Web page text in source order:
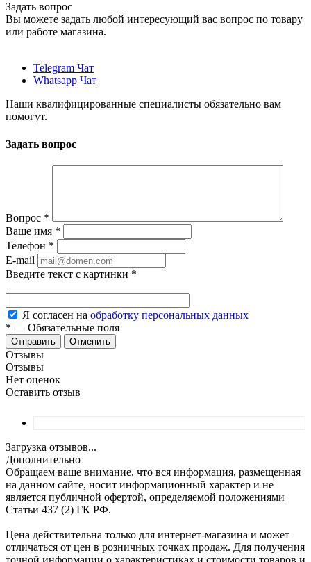
Задать вопрос
Вы можете задать любой интересующий вас вопрос по товару
или работе магазина.
Telegram Чат
Whatsapp Чат
Наши квалифицированные специалисты обязательно вам
помогут.
Задать вопрос
Вопрос *
Ваше имя *
Телефон *
E-mail
Введите текст с картинки *
Я согласен на обработку персональных данных
* — Обязательные поля
Отменить
Отзывы
Отзывы
Нет оценок
Оставить отзыв
Загрузка отзывов...
Дополнительно
Обращаем ваше внимание, что вся информация, размещенная
на данном сайте, носит информационный характер и не
является публичной офертой, определяемой положениями
Статьи 437 (2) ГК РФ.
Цена действительна только для интернет-магазина и может
отличаться от цен в розничных точках продаж. Для получения
точной информации о характеристиках и стоимости товаров и